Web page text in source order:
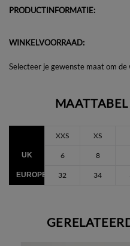
PRODUCTINFORMATIE:
WINKELVOORRAAD:
Selecteer je gewenste maat om
XXS XS
UK 6 8
EUROPEES 32 34